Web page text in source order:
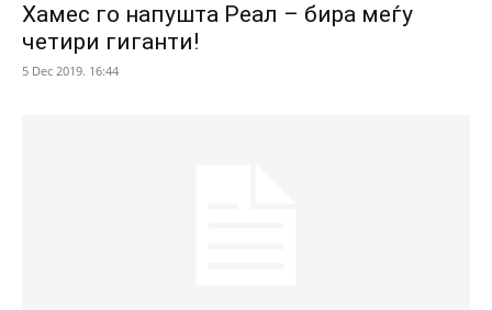
Хамес го напушта Реал – бира меѓу
четири гиганти!
5 Dec 2019. 16:44